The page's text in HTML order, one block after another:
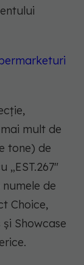
mult de
tone) de
„EST.267"
de
Choice,
Showcase